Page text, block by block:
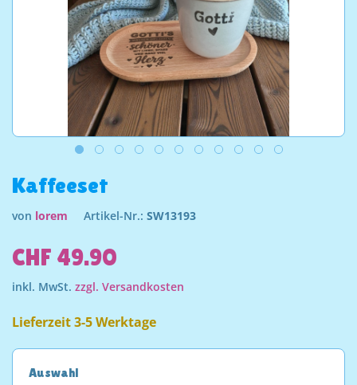
Kaffeeset
von lorem Artikel-Nr.: SW13193
CHF 49.90
inkl. MwSt. zzgl. Versandkosten
Lieferzeit 3-5 Werktage
Auswahl